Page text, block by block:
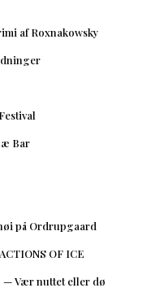
af Roxnakowsky
Bar
på Ordrupgaard
OF ICE
— Vær nuttet eller dø